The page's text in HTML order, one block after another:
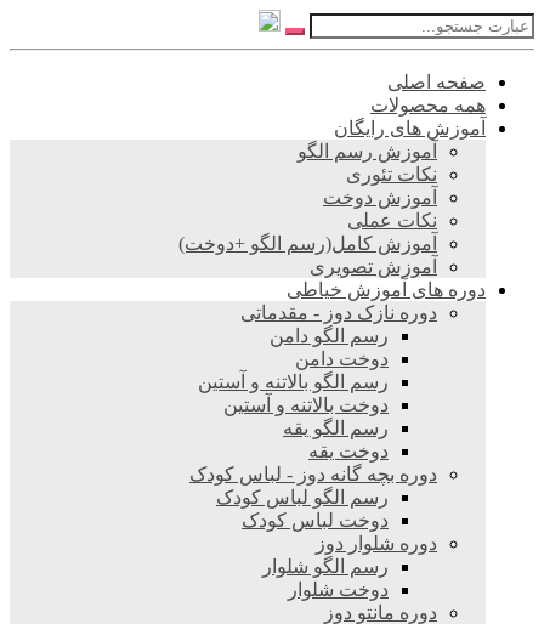
صفحه اصلی
همه محصولات
آموزش های رایگان
آموزش رسم الگو
نکات تئوری
آموزش دوخت
نکات عملی
آموزش کامل(رسم الگو +دوخت)
آموزش تصویری
دوره های آموزش خیاطی
دوره نازک دوز - مقدماتی
رسم الگو دامن
دوخت دامن
رسم الگو بالاتنه و آستین
دوخت بالاتنه و آستین
رسم الگو یقه
دوخت یقه
دوره بچه گانه دوز - لباس کودک
رسم الگو لباس کودک
دوخت لباس کودک
دوره شلوار دوز
رسم الگو شلوار
دوخت شلوار
دوره مانتو دوز